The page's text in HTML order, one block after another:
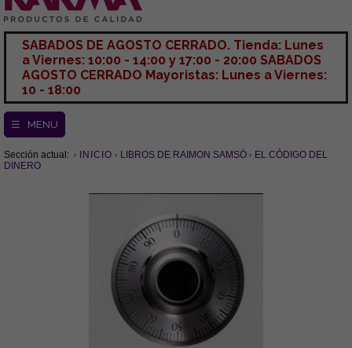
SABADOS DE AGOSTO CERRADO. Tienda: Lunes
a Viernes: 10:00 - 14:00 y 17:00 - 20:00 SABADOS
AGOSTO CERRADO Mayoristas: Lunes a Viernes:
10 - 18:00
☰ MENU
Sección actual: INICIO LIBROS DE RAIMON SAMSÓ
EL CÓDIGO DEL
DINERO